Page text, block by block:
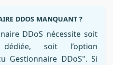
DDOS MANQUANT ?
DDoS nécessite soit
soit l’option
Gestionnaire DDoS". Si